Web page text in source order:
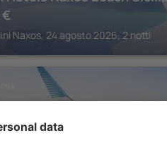
€
Naxos, 24 agosto 2026, 2 notti